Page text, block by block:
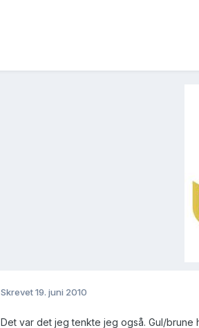
Skrevet19. juni 2010
Det var det jeg tenkte jeg også. Gul/